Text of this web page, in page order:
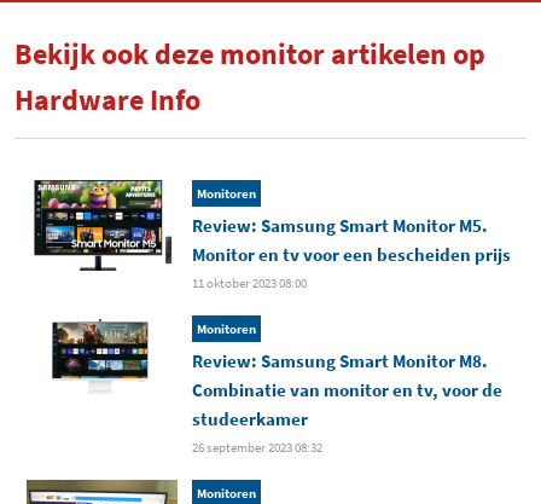
Bekijk ook deze monitor artikelen op
Hardware Info
Monitoren
Review: Samsung Smart Monitor M5.
Monitor en tv voor een bescheiden prijs
11 oktober 2023 08:00
Monitoren
Review: Samsung Smart Monitor M8.
Combinatie van monitor en tv, voor de
studeerkamer
26 september 2023 08:32
Monitoren